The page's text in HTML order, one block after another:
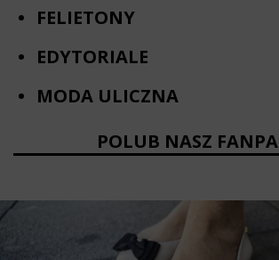
FELIETONY
EDYTORIALE
MODA ULICZNA
POLUB NASZ